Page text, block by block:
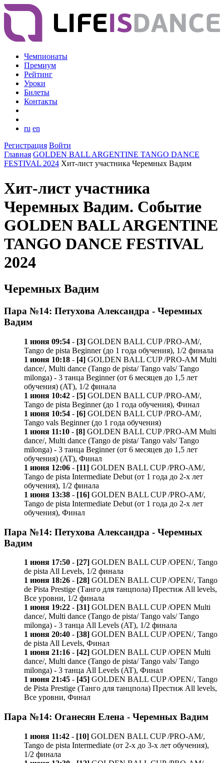
Чемпионаты
Премиум
Рейтинг
Уроки
Билеты
Контакты
ru en
Регистрация Войти
Главная GOLDEN BALL ARGENTINE TANGO DANCE
FESTIVAL 2024 Хит-лист участника Черемных Вадим
Хит-лист участника
Черемных Вадим. Событие
GOLDEN BALL ARGENTINE
TANGO DANCE FESTIVAL
2024
Черемных Вадим
Пара №14: Петухова Александра - Черемных
Вадим
1 июня 09:54 - [3] GOLDEN BALL CUP /PRO-AM/,
Tango de pista Beginner (до 1 года обучения), 1/2 финала
1 июня 10:18 - [4] GOLDEN BALL CUP /PRO-AM Multi
dance/, Multi dance (Tango de pista/ Tango vals/ Tango
milonga) - 3 танца Beginner (от 6 месяцев до 1,5 лет
обучения) (AT), 1/2 финала
1 июня 10:42 - [5] GOLDEN BALL CUP /PRO-AM/,
Tango de pista Beginner (до 1 года обучения), Финал
1 июня 10:54 - [6] GOLDEN BALL CUP /PRO-AM/,
Tango vals Beginner (до 1 года обучения)
1 июня 11:10 - [8] GOLDEN BALL CUP /PRO-AM Multi
dance/, Multi dance (Tango de pista/ Tango vals/ Tango
milonga) - 3 танца Beginner (от 6 месяцев до 1,5 лет
обучения) (AT), Финал
1 июня 12:06 - [11] GOLDEN BALL CUP /PRO-AM/,
Tango de pista Intermediate Debut (от 1 года до 2-х лет
обучения), 1/2 финала
1 июня 13:38 - [16] GOLDEN BALL CUP /PRO-AM/,
Tango de pista Intermediate Debut (от 1 года до 2-х лет
обучения), Финал
Пара №14: Петухова Александра - Черемных
Вадим
1 июня 17:50 - [27] GOLDEN BALL CUP /OPEN/, Tango
de pista All Levels, 1/2 финала
1 июня 18:26 - [28] GOLDEN BALL CUP /OPEN/, Tango
de Pista Prestige (Танго для танцпола) Престиж All levels,
Все уровни, 1/2 финала
1 июня 19:22 - [31] GOLDEN BALL CUP /OPEN Multi
dance/, Multi dance (Tango de pista/ Tango vals/ Tango
milonga) - 3 танца All Levels (AT), 1/2 финала
1 июня 20:40 - [38] GOLDEN BALL CUP /OPEN/, Tango
de pista All Levels, Финал
1 июня 21:16 - [42] GOLDEN BALL CUP /OPEN Multi
dance/, Multi dance (Tango de pista/ Tango vals/ Tango
milonga) - 3 танца All Levels (AT), Финал
1 июня 21:45 - [45] GOLDEN BALL CUP /OPEN/, Tango
de Pista Prestige (Танго для танцпола) Престиж All levels,
Все уровни, Финал
Пара №14: Оганесян Елена - Черемных Вадим
1 июня 11:42 - [10] GOLDEN BALL CUP /PRO-AM/,
Tango de pista Intermediate (от 2-х до 3-х лет обучения),
1/2 финала